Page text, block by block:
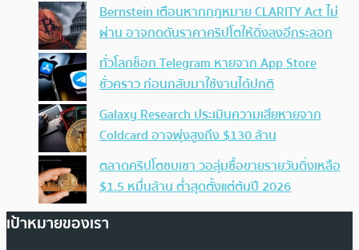
Bernstein เตือนหากกฎหมาย CLARITY Act ไม่
ผ่าน อาจกดดันราคาคริปโตให้ดิ่งลงอีกระลอก
ทั่วโลกช็อก Telegram หายจาก App Store
ชั่วคราว ก่อนกลับมาใช้งานได้ปกติ
Galaxy Research ประเมินความเสียหายจาก
Coldcard อาจพุ่งสูงถึง $130 ล้าน
ตลาดคริปโตซบเซา วอลุ่มซื้อขายรายวันดิ่งเหลือ
$1.5 หมื่นล้าน ต่ำสุดตั้งแต่ต้นปี 2026
เป้าหมายของเรา